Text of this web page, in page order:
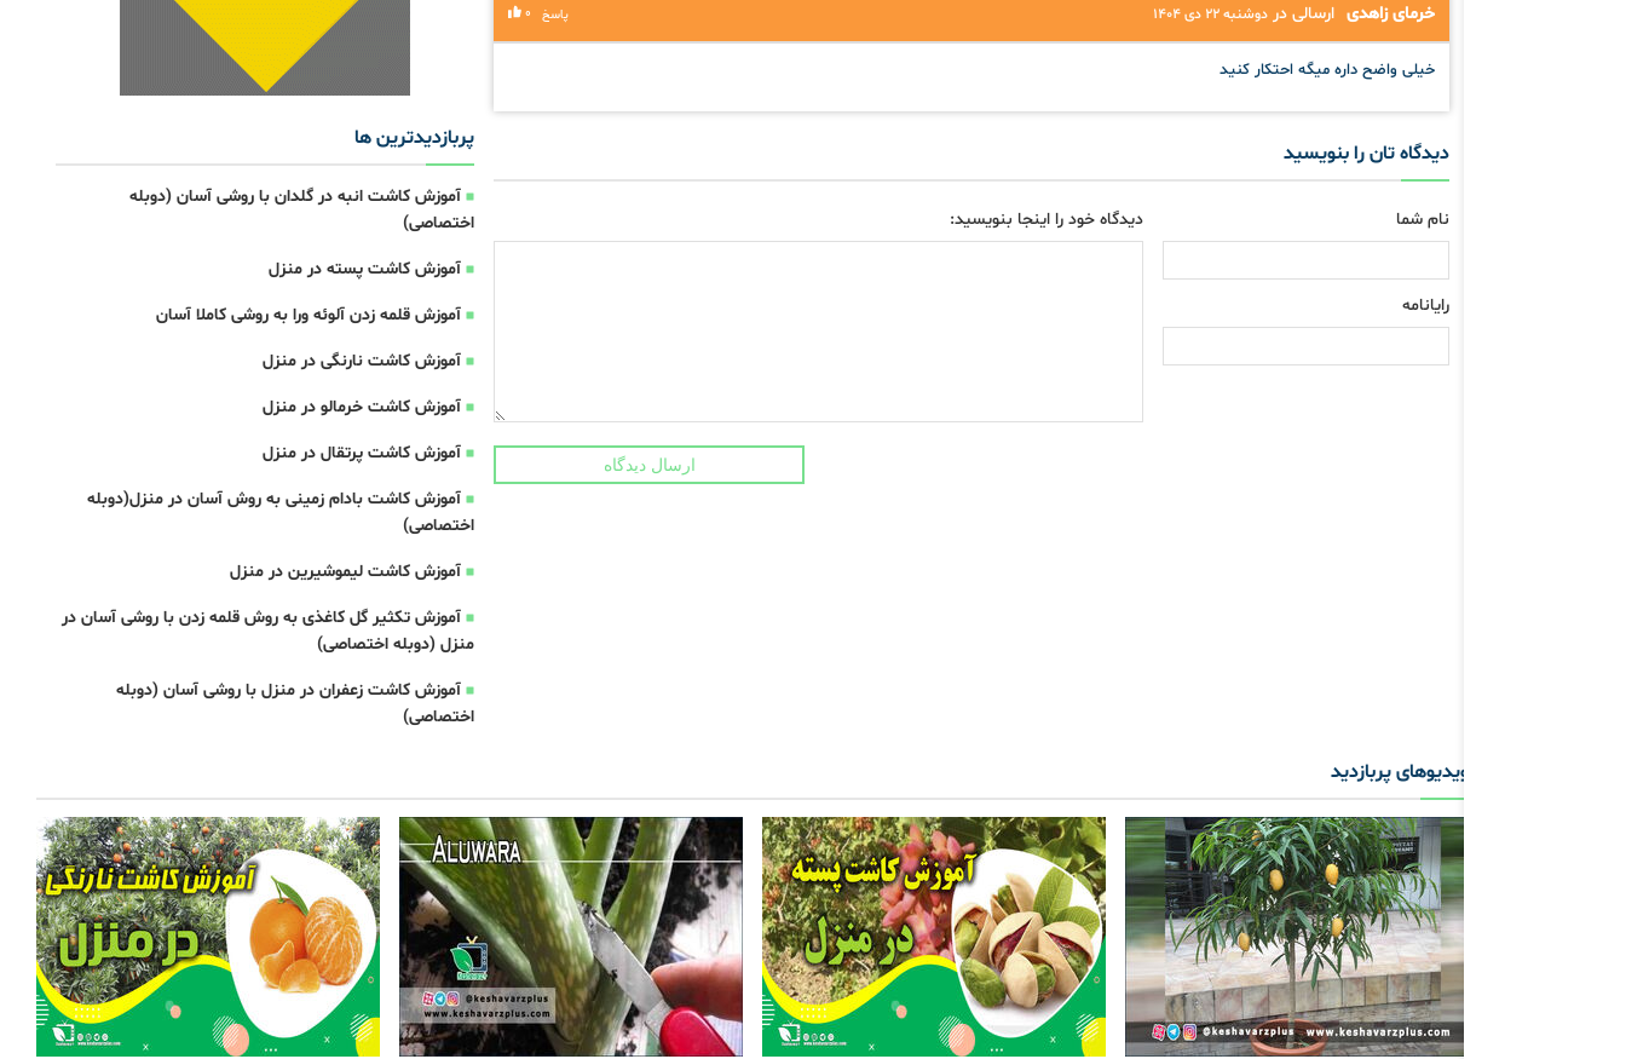
خرمای زاهدی ارسالی در دوشنبه ۲۲ دی ۱۴۰۴ پاسخ 0
خیلی واضح داره میگه احتکار کنید
دیدگاه تان را بنویسید
نام شما
رایانامه
دیدگاه خود را اینجا بنویسید:
ارسال دیدگاه
پربازدیدترین ها
آموزش کاشت انبه در گلدان با روشی آسان (دوبله
اختصاصی)
آموزش کاشت پسته در منزل
آموزش قلمه زدن آلوئه ورا به روشی کاملا آسان
آموزش کاشت نارنگی در منزل
آموزش کاشت خرمالو در منزل
آموزش کاشت پرتقال در منزل
آموزش کاشت بادام زمینی به روش آسان در منزل(دوبله
اختصاصی)
آموزش کاشت لیموشیرین در منزل
آموزش تکثیر گل کاغذی به روش قلمه زدن با روشی آسان در
منزل (دوبله اختصاصی)
آموزش کاشت زعفران در منزل با روشی آسان (دوبله
اختصاصی)
ویدیوهای پربازدید